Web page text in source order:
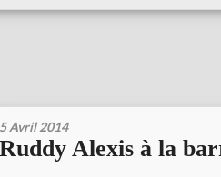
5 Avril 2014
Ruddy Alexis à la